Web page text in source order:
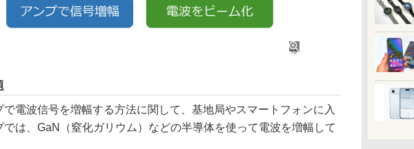
電波信号を増幅する方法に関して、基地局やスマートフォンに入
では、GaN（窒化ガリウム）などの半導体を使って電波を増幅して